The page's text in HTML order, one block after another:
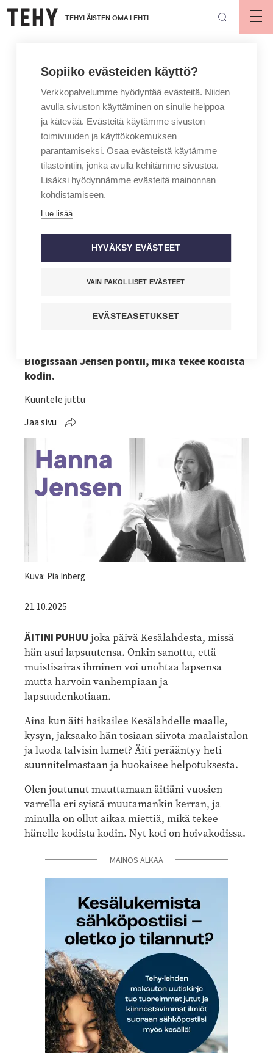
Hyppää
pääsisältöön
TEHYLÄISTEN OMA LEHTI
ARTIKKELIKATEGORIA
BLOGI KIRJOITTAJA
HANNA JENSEN
Muistisairauksien asiantuntija Satu Sipola
Blogissaan Jensen pohtii, mikä tekee kodista
kodin.
Kuuntele juttu
Jaa sivu
Kuva: Pia Inberg
21.10.2025
ÄITINI PUHUU joka päivä Kesälahdesta, missä
hän asui lapsuutensa. Onkin sanottu, että
muistisairas ihminen voi unohtaa lapsensa
mutta harvoin vanhempiaan ja
lapsuudenkotiaan.
Aina kun äiti haikailee Kesälahdelle maalle,
kysyn, jaksaako hän tosiaan siivota maalaistalon
ja luoda talvisin lumet? Äiti perääntyy heti
suunnitelmastaan ja huokaisee helpotuksesta.
Olen joutunut muuttamaan äitiäni vuosien
varrella eri syistä muutamankin kerran, ja
minulla on ollut aikaa miettiä, mikä tekee
hänelle kodista kodin. Nyt koti on hoivakodissa.
MAINOS ALKAA
Sopiiko evästeiden käyttö?
Verkkopalvelumme hyödyntää evästeitä. Niiden
avulla sivuston käyttäminen on sinulle helppoa
ja kätevää. Evästeitä käytämme sivuston
toimivuuden ja käyttökokemuksen
parantamiseksi. Osaa evästeistä käytämme
tilastointiin, jonka avulla kehitämme sivustoa.
Lisäksi hyödynnämme evästeitä mainonnan
kohdistamiseen.
Lue lisää
HYVÄKSY EVÄSTEET
VAIN PAKOLLISET EVÄSTEET
EVÄSTEASETUKSET